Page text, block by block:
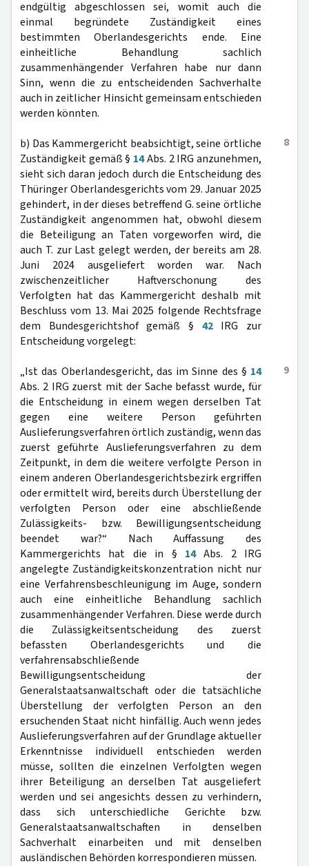
endgültig abgeschlossen sei, womit auch die
einmal begründete Zuständigkeit eines
bestimmten Oberlandesgerichts ende. Eine
einheitliche Behandlung sachlich
zusammenhängender Verfahren habe nur dann
Sinn, wenn die zu entscheidenden Sachverhalte
auch in zeitlicher Hinsicht gemeinsam entschieden
werden könnten.
8
b) Das Kammergericht beabsichtigt, seine örtliche
Zuständigkeit gemäß § 14Abs. 2 IRG anzunehmen,
sieht sich daran jedoch durch die Entscheidung des
Thüringer Oberlandesgerichts vom 29. Januar 2025
gehindert, in der dieses betreffend G. seine örtliche
Zuständigkeit angenommen hat, obwohl diesem
die Beteiligung an Taten vorgeworfen wird, die
auch T. zur Last gelegt werden, der bereits am 28.
Juni 2024 ausgeliefert worden war. Nach
zwischenzeitlicher Haftverschonung des
Verfolgten hat das Kammergericht deshalb mit
Beschluss vom 13. Mai 2025 folgende Rechtsfrage
dem Bundesgerichtshof gemäß § 42IRG zur
Entscheidung vorgelegt:
9
„Ist das Oberlandesgericht, das im Sinne des § 14
Abs. 2 IRG zuerst mit der Sache befasst wurde, für
die Entscheidung in einem wegen derselben Tat
gegen eine weitere Person geführten
Auslieferungsverfahren örtlich zuständig, wenn das
zuerst geführte Auslieferungsverfahren zu dem
Zeitpunkt, in dem die weitere verfolgte Person in
einem anderen Oberlandesgerichtsbezirk ergriffen
oder ermittelt wird, bereits durch Überstellung der
verfolgten Person oder eine abschließende
Zulässigkeits- bzw. Bewilligungsentscheidung
beendet war?“ Nach Auffassung des
Kammergerichts hat die in § 14Abs. 2 IRG
angelegte Zuständigkeitskonzentration nicht nur
eine Verfahrensbeschleunigung im Auge, sondern
auch eine einheitliche Behandlung sachlich
zusammenhängender Verfahren. Diese werde durch
die Zulässigkeitsentscheidung des zuerst
befassten Oberlandesgerichts und die
verfahrensabschließende
Bewilligungsentscheidung der
Generalstaatsanwaltschaft oder die tatsächliche
Überstellung der verfolgten Person an den
ersuchenden Staat nicht hinfällig. Auch wenn jedes
Auslieferungsverfahren auf der Grundlage aktueller
Erkenntnisse individuell entschieden werden
müsse, sollten die einzelnen Verfolgten wegen
ihrer Beteiligung an derselben Tat ausgeliefert
werden und sei angesichts dessen zu verhindern,
dass sich unterschiedliche Gerichte bzw.
Generalstaatsanwaltschaften in denselben
Sachverhalt einarbeiten und mit denselben
ausländischen Behörden korrespondieren müssen.